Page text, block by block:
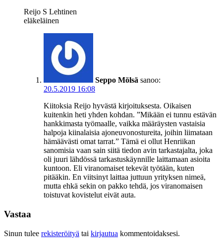
Reijo S Lehtinen
eläkeläinen
Seppo Mölsä sanoo:
20.5.2019 16:08
Kiitoksia Reijo hyvästä kirjoituksesta. Oikaisen
kuitenkin heti yhden kohdan. ”Mikään ei tunnu estävän
hankkimasta työmaalle, vaikka määräysten vastaisia
halpoja kiinalaisia ajoneuvonostureita, joihin liimataan
hämäävästi omat tarrat.” Tämä ei ollut Henriikan
sanomisia vaan sain siitä tiedon avin tarkastajalta, joka
oli juuri lähdössä tarkastuskäynnille laittamaan asioita
kuntoon. Eli viranomaiset tekevät työtään, kuten
pitääkin. En viitsinyt laittaa juttuun yrityksen nimeä,
mutta ehkä sekin on pakko tehdä, jos viranomaisen
toistuvat kovistelut eivät auta.
Vastaa
Sinun tulee rekisteröityä tai kirjautua kommentoidaksesi.